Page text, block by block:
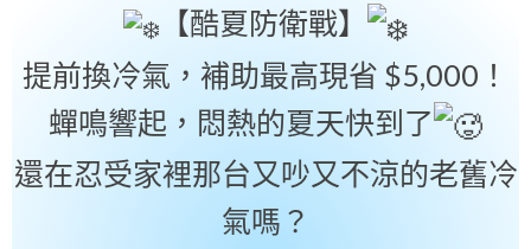
【酷夏防衛戰】
提前換冷氣，補助最高現省 $5,000！
蟬鳴響起，悶熱的夏天快到了
還在忍受家裡那台又吵又不涼的老舊冷
氣嗎？